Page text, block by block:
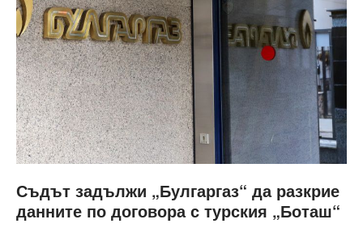
Съдът задължи „Булгаргаз“ да разкрие
данните по договора с турския „Боташ“